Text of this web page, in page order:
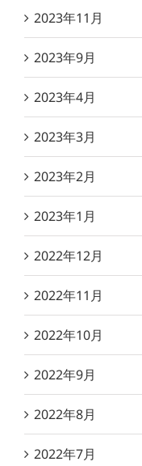
2023年11月
2023年9月
2023年4月
2023年3月
2023年2月
2023年1月
2022年12月
2022年11月
2022年10月
2022年9月
2022年8月
2022年7月